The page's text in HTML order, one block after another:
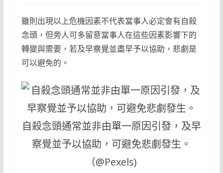
雖則出現以上危機因素不代表當事人必定會有自殺
念頭，但旁人可多留意當事人在這些因素影響下的
轉變與需要，若及早察覺並盡早予以協助，悲劇是
可以避免的。
自殺念頭通常並非由單一原因引發，及早
察覺並予以協助，可避免悲劇發生。
（@Pexels)